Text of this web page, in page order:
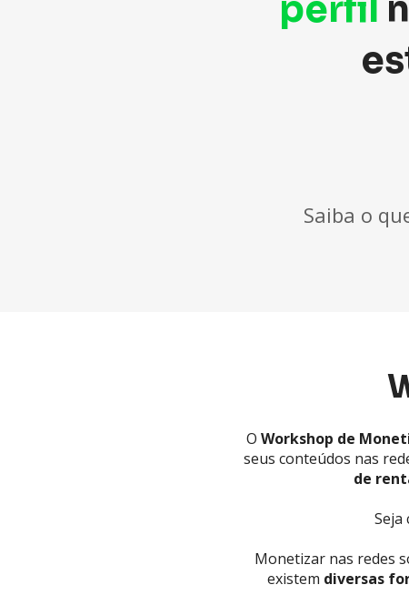
Saiba o
O Workshop de
seus conteúdos nas
de
Seja
Monetizar nas redes
existem diversas